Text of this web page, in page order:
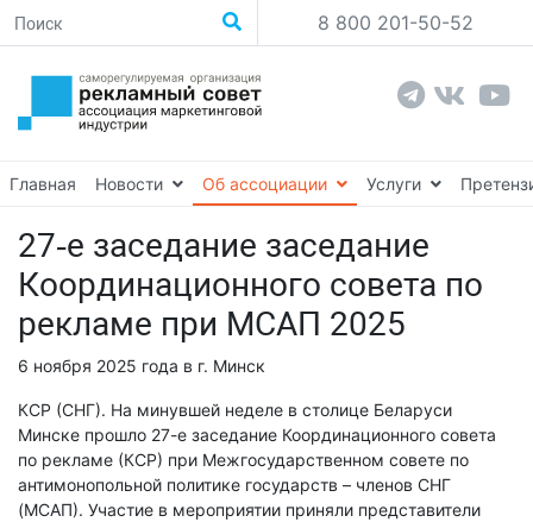
8 800 201-50-52
Главная Новости Об ассоциации Услуги
27-е заседание заседание
Координационного совета по
рекламе при МСАП 2025
6 ноября 2025 года в г. Минск
КСР (СНГ). На минувшей неделе в столице Беларуси
Минске прошло 27-е заседание Координационного совета
по рекламе (КСР) при Межгосударственном совете по
антимонопольной политике государств – членов СНГ
(МСАП). Участие в мероприятии приняли представители